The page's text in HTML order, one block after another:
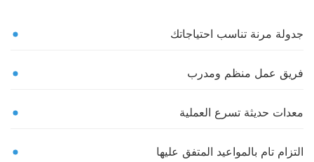
جدولة مرنة تناسب احتياجاتك
فريق عمل منظم ومدرب
معدات حديثة تسرع العملية
التزام تام بالمواعيد المتفق عليها